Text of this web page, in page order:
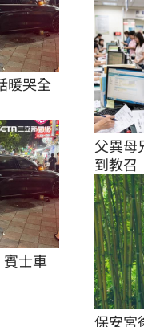
暖哭全
士車
父異母
到教召
保安宮